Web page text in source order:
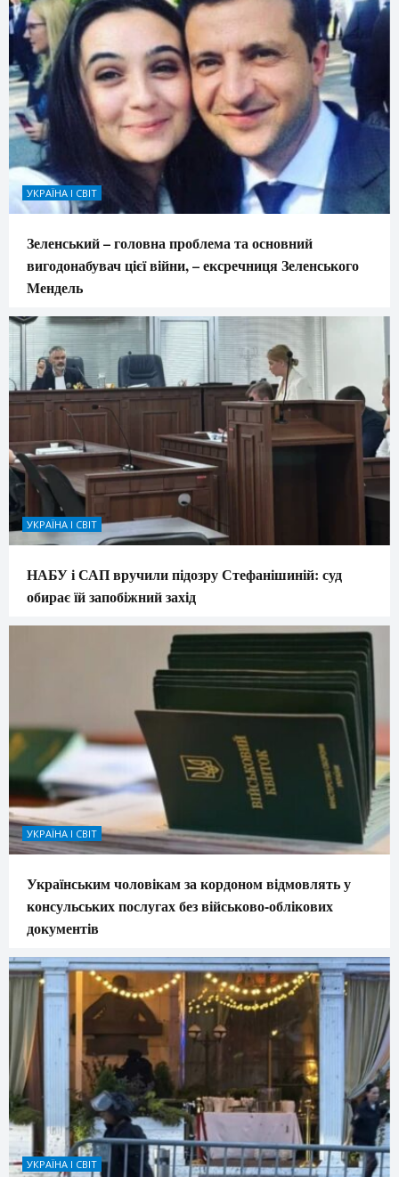
УКРАЇНА І СВІТ
Зеленський – головна проблема та основний
вигодонабувач цієї війни, – ексречниця Зеленського
Мендель
УКРАЇНА І СВІТ
НАБУ і САП вручили підозру Стефанішиній: суд
обирає їй запобіжний захід
УКРАЇНА І СВІТ
Українським чоловікам за кордоном відмовлять у
консульських послугах без військово-облікових
документів
УКРАЇНА І СВІТ